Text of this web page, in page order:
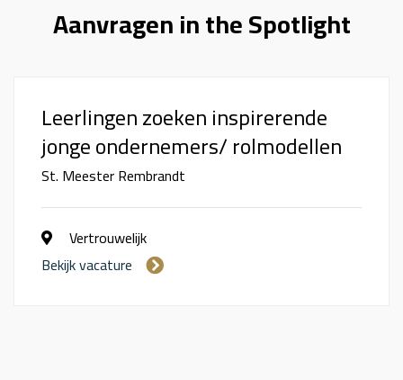
Aanvragen in the Spotlight
Leerlingen zoeken inspirerende
jonge ondernemers/ rolmodellen
St. Meester Rembrandt
Vertrouwelijk
Bekijk vacature